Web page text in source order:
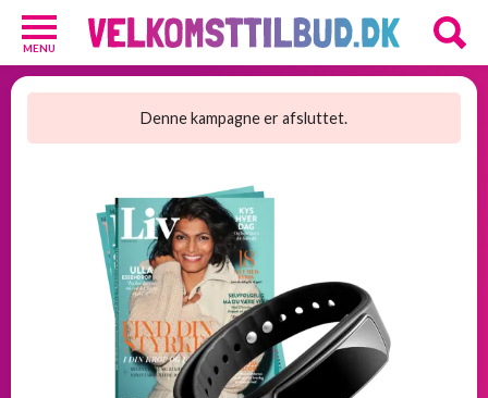
MENU
Denne kampagne er afsluttet.
Diverse
Undertøj
GRATIS
velkomsttilbud